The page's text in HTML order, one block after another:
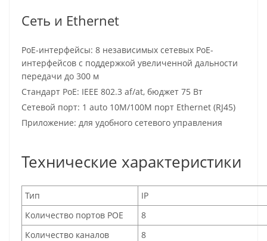
Сеть и Ethernet
PoE-интерфейсы: 8 независимых сетевых PoE-
интерфейсов с поддержкой увеличенной дальности
передачи до 300 м
Стандарт PoE: IEEE 802.3 af/at, бюджет 75 Вт
Сетевой порт: 1 auto 10M/100M порт Ethernet (RJ45)
Приложение: для удобного сетевого управления
Технические характеристики
Тип
IP
Количество портов POE
8
Количество каналов
8